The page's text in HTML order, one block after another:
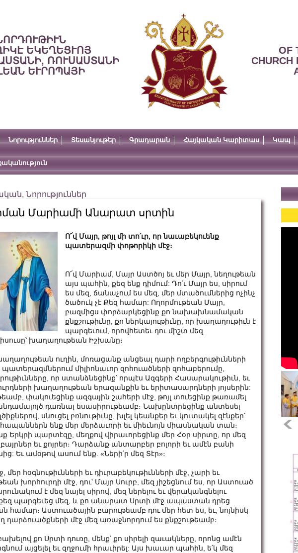
ԵԿԵՂԵՑՒՈՅ
ՌՈՒՍԱՍՏԱՆԻ
ԵՒՐՈՊԱՅԻ
OF
CHURCH
Նորություններ Տեսանյութեր Գրադարան Հայկական Կարիտաս Կապ
, Նորություններ
Մարիամի Անարատ սրտին
Ո՜վ Մայր, թոյլ մի տո՛ւր, որ նաւաբեկուենք
պատերազմի փոթորիկի մէջ։
Ո՜վ Մարիամ, Մայր Աստծոյ եւ մեր Մայր, նեղութեան
այս պահին, քեզ ենք դիմում: Դո՛ւ Մայր ես, սիրում
ես մեզ, ճանաչում ես մեզ, մեր մտածումներից ոչինչ
ծածուկ չէ Քեզ համար: Ողորմութեան Մայր,
բազմիցս փորձարկեցինք քո նախախնամական
քնքշութիւնը, քո ներկայութիւնը, որ խաղաղութիւն է
պարգեւում, որովհետեւ դու միշտ մեզ
խաղաղութեան Իշխանը։
ուղին, մոռացանք անցեալ դարի ողբերգութիւնների
միլիոնաւոր զոհուածների զոհաբերումը,
որ ստանձնեցինք՝ որպէս Ազգերի Հասարակութիւն, եւ
խաղաղութեան երազանքին եւ երիտասարդների յոյսերին:
փակուեցինք ազգային շահերի մէջ, թոյլ տուեցինք թառամել
դառնալ եսասիրութեամբ։ Նախընտրեցինք անտեսել
սնուցել բռնութիւնը, խլել կեանքեր եւ կուտակել զէնքեր՝
ենք մեր մերձաւորի եւ միեւնոյն միասնական տան։
Երկրի պարտէզը, մեղքով վիրաւորեցինք մեր Հօր սիրտը, որ մեզ
եւ քոյրեր։ Դարձանք անտարբեր բոլորի եւ ամէն բանի
Եւ ամօթով ասում ենք. «Ների՛ր մեզ Տէր»։
մեր հօգնութիւնների եւ դիւրաբեկութիւնների մէջ, չարի եւ
խորհուրդի մէջ, դու՝ Մայր Սուրբ, մեզ յիշեցնում ես, որ Աստուած
է մեզ նայել սիրով, մեզ ներելու եւ վերականգնելու
քեզ պարգեւեց մեզ, և քո անարատ Սրտի մէջ ապաստան դրեց
համար։ Աստուածային բարութեամբ դու մեր հետ ես, եւ, նոյնիսկ
մէջ մեզ առաջնորդում ես քնքշութեամբ։
քո Սրտի դուռը, մենք՝ քո սիրելի զաւակները, որոնց ամէն
այցելել եւ զղջումի հրաւիրել: Այս խաւար պահին, ե՛կ մեզ